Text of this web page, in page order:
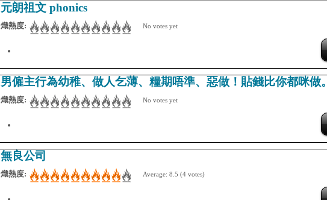
元朗祖文 phonics
熾熱度: No votes yet
男僱主行為幼稚、做人乞薄、糧期唔準、惡做！貼錢比你都咪做。
熾熱度: No votes yet
無良公司
熾熱度: Average: 8.5 (4 votes)